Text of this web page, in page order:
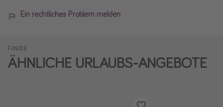
Ein rechtliches Problem melden
FINDE
ÄHNLICHE URLAUBS-ANGEBOTE